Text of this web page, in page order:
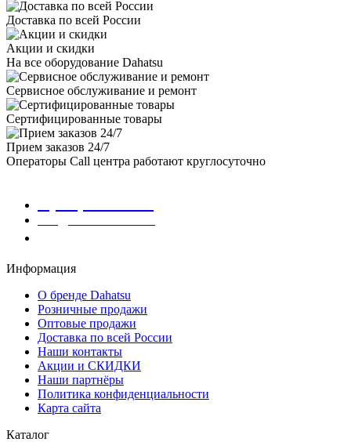
Доставка по всей России
Акции и скидки
На все оборудование Dahatsu
Сервисное обслуживание и ремонт
Сертифицированные товары
Прием заказов 24/7
Операторы Call центра работают круглосуточно
Информация
О бренде Dahatsu
Розничные продажи
Оптовые продажи
Доставка по всей России
Наши контакты
Акции и СКИДКИ
Наши партнёры
Политика конфиденциальности
Карта сайта
Каталог